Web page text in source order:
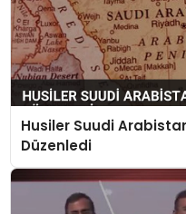
Husiler Suudi
Düzenledi